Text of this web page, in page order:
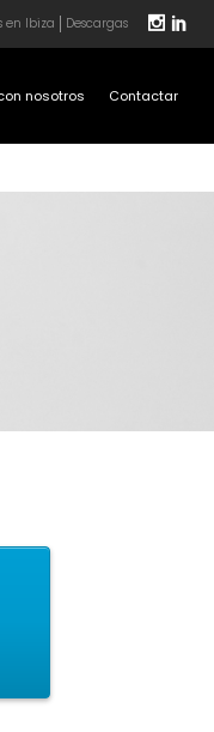
en Ibiza Descargas
nosotros Contactar